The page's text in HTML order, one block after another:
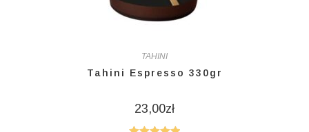
TAHINI
Tahini Espresso 330gr
23,00zł